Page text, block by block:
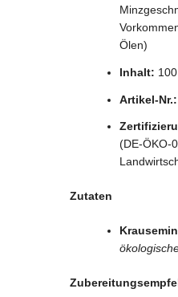
Ölen)
Inhalt:
Artikel-Nr.:
(DE-ÖKO-
Zutaten